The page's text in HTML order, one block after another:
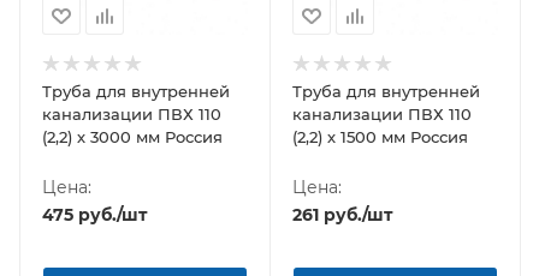
Труба для внутренней
канализации ПВХ 110
(2,2) х 3000 мм Россия
Цена:
475 руб./шт
Труба для внутренней
канализации ПВХ 110
(2,2) х 1500 мм Россия
Цена:
261 руб./шт